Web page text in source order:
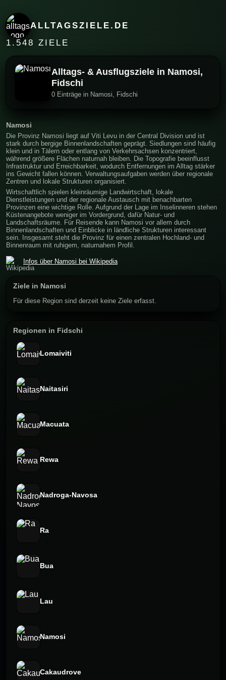
ALLTAGSZIELE.DE
1.548 ZIELE
Alltags- & Ausflugsziele in Namosi,
Fidschi
0 Einträge in Namosi, Fidschi
Namosi
Die Provinz Namosi liegt auf Viti Levu in der Central Division und ist
stark durch bergige Binnenlandschaften geprägt. Siedlungen sind häufig
klein und in Tälern oder entlang von Verkehrsachsen konzentriert,
während größere Flächen naturnah bleiben. Die Topografie beeinflusst
Infrastruktur und Erreichbarkeit, wodurch Entfernungen im Alltag stärker
ins Gewicht fallen können. Verwaltungsaufgaben werden über regionale
Zentren und lokale Strukturen organisiert.
Wirtschaftlich spielen kleinräumige Landwirtschaft, lokale
Dienstleistungen und der regionale Austausch mit benachbarten
Provinzen eine wichtige Rolle. Aufgrund der Lage im Inselinneren stehen
Küstenangebote weniger im Vordergrund, dafür Natur- und
Landschaftsräume. Für Reisende kann Namosi vor allem durch
Binnenlandschaften und Einblicke in ländliche Strukturen interessant
sein. Insgesamt steht die Provinz für einen zentralen Hochland- und
Binnenraum mit ruhigem, naturnahem Profil.
Infos über Namosi bei Wikipedia
Ziele in Namosi
Für diese Region sind derzeit keine Ziele erfasst.
Regionen in Fidschi
Lomaiviti
Naitasiri
Macuata
Rewa
Nadroga-Navosa
Ra
Bua
Lau
Namosi
Cakaudrove